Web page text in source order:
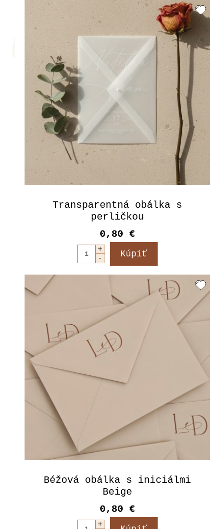
Transparentná obálka s
perličkou
0,80 €
Béžová obálka s iniciálmi
Beige
0,80 €